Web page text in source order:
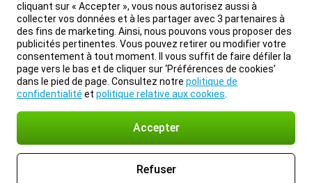
cliquant sur « Accepter », vous nous autorisez aussi à
collecter vos données et à les partager avec 3 partenaires à
des fins de marketing. Ainsi, nous pouvons vous proposer des
publicités pertinentes. Vous pouvez retirer ou modifier votre
consentement à tout moment. Il vous suffit de faire défiler la
page vers le bas et de cliquer sur ‘Préférences de cookies’
dans le pied de page. Consultez notre politique de
confidentialité et politique relative aux cookies
Accepter
Refuser